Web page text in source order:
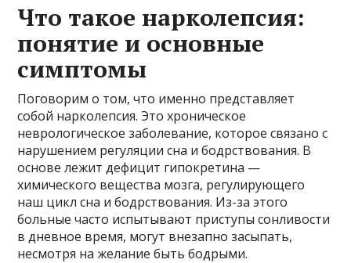
Что такое нарколепсия:
понятие и основные
симптомы
Поговорим о том, что именно представляет
собой нарколепсия. Это хроническое
неврологическое заболевание, которое связано с
нарушением регуляции сна и бодрствования. В
основе лежит дефицит гипокретина —
химического вещества мозга, регулирующего
наш цикл сна и бодрствования. Из-за этого
больные часто испытывают приступы сонливости
в дневное время, могут внезапно засыпать,
несмотря на желание быть бодрыми.